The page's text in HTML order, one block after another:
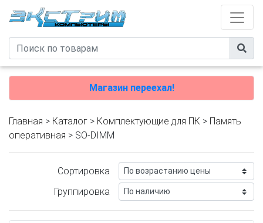
Магазин переехал!
Главная > Каталог > Комплектующие для ПК > Память
оперативная > SO-DIMM
Сортировка
Группировка